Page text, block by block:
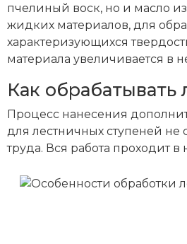
пчелиный воск, но и масло
жидких материалов, для
характеризующихся
материала увеличивается в
Как обрабатывать
Процесс нанесения
для лестничных ступеней не
труда. Вся работа проходит в